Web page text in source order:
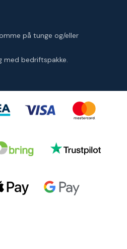
på tunge og/eller
med bedriftspakke.